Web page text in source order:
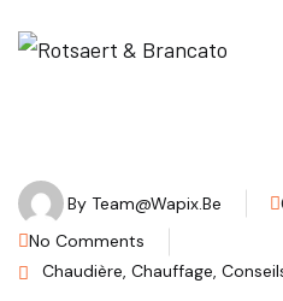
By Team@wapix.be
No Comments
Chaudière, Chauffage,